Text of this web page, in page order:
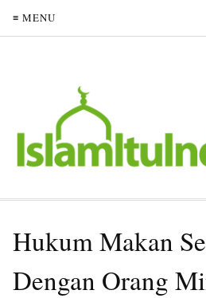
≡ MENU
Hukum Makan
Dengan Orang